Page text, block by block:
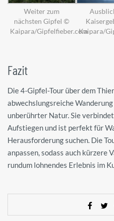
Weiter zum
nächsten Gipfel ©
Kaipara/Gipfelfieber.comKaipara/
Fazit
Die 4-Gipfel-Tour über dem
abwechslungsreiche
unberührter Natur. Sie
Aufstiegen und ist perfekt für
Herausforderung suchen. Die
anpassen, sodass auch kürzere
rundum lohnendes Erlebnis im